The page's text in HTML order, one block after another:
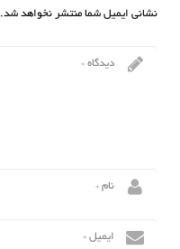
نشانی ایمیل شما منتشر نخواهد شد.